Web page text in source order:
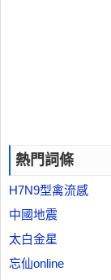
熱門詞條
H7N9型禽流感
中國地震
太白金星
忘仙online